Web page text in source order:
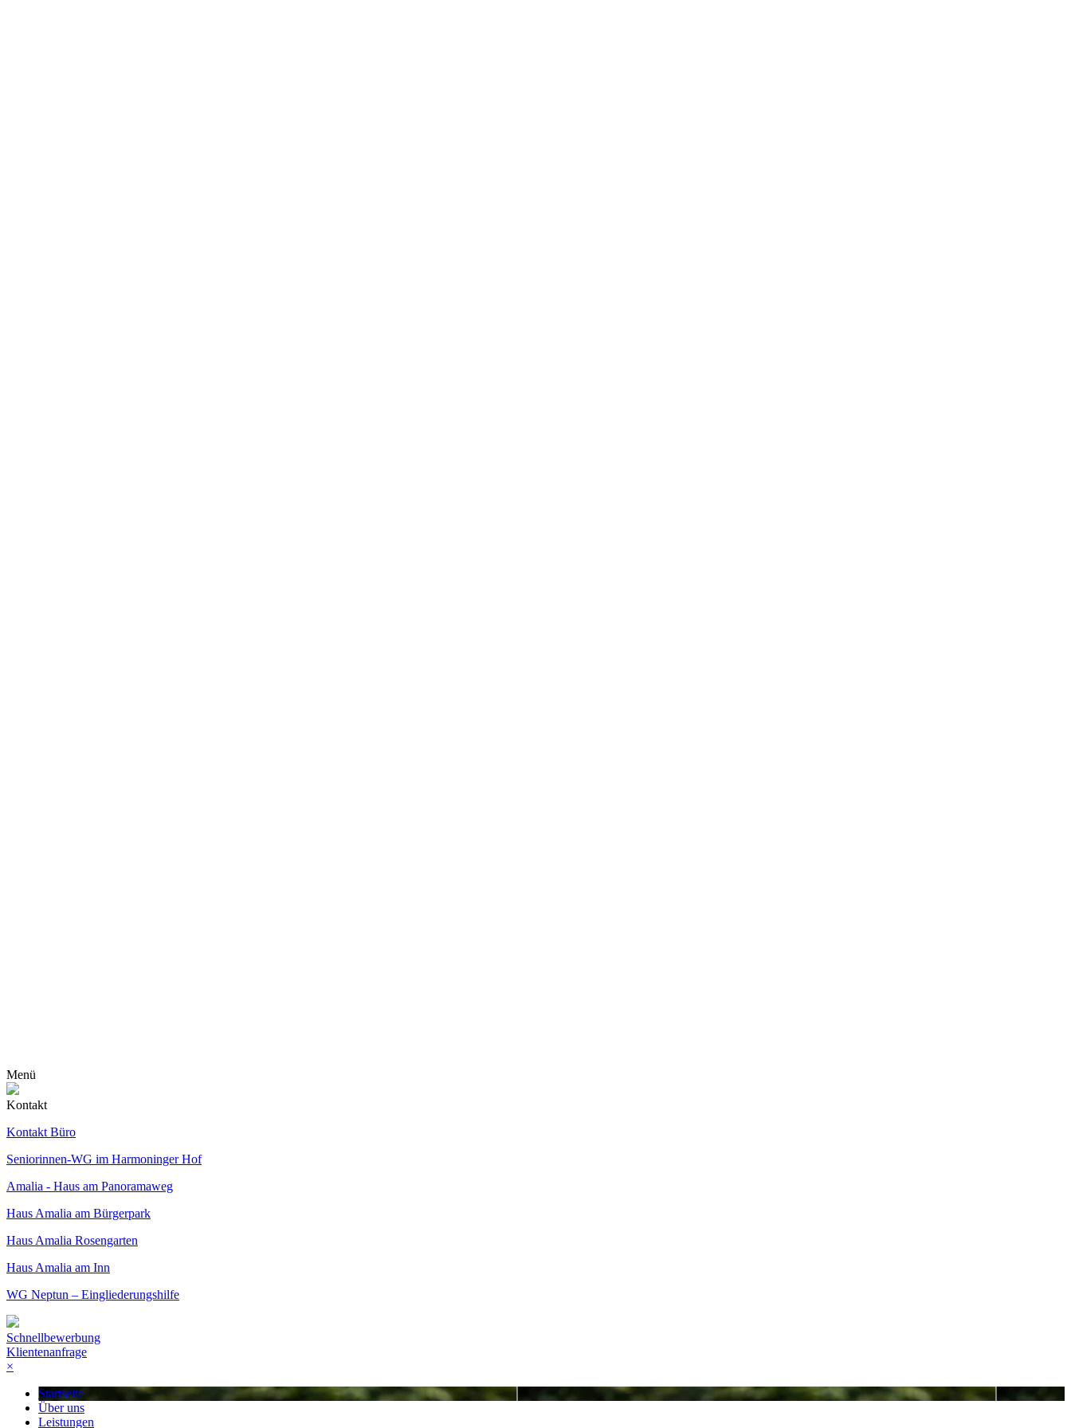
Menü
Kontakt
Kontakt Büro
Seniorinnen-WG im Harmoninger Hof
Amalia - Haus am Panoramaweg
Haus Amalia am Bürgerpark
Haus Amalia Rosengarten
Haus Amalia am Inn
WG Neptun – Eingliederungshilfe
Schnellbewerbung
Klientenanfrage
×
Startseite
Über uns
Leistungen